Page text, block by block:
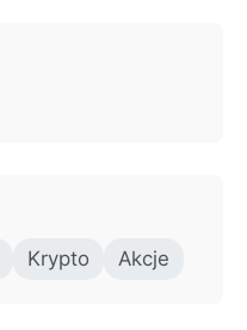
Krypto Akcje